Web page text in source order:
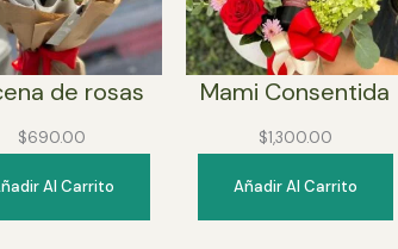
de rosas
$690.00
Al Carrito
Mami Consentida
$1,300.00
Añadir Al Carrito